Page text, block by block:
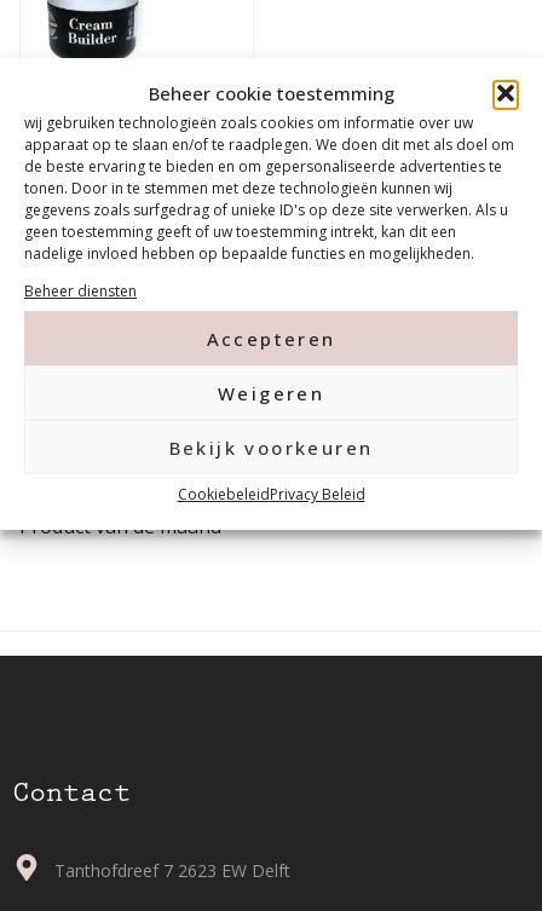
Beheer cookie toestemming
wij gebruiken technologieën zoals cookies om informatie over uw
apparaat op te slaan en/of te raadplegen. We doen dit met als doel om
de beste ervaring te bieden en om gepersonaliseerde advertenties te
tonen. Door in te stemmen met deze technologieën kunnen wij
gegevens zoals surfgedrag of unieke ID's op deze site verwerken. Als u
geen toestemming geeft of uw toestemming intrekt, kan dit een
nadelige invloed hebben op bepaalde functies en mogelijkheden.
Beheer diensten
Accepteren
Weigeren
Bekijk voorkeuren
CookiebeleidPrivacy Beleid
Urban Cream Builder
Gel CRB 04 30g
€39,99
Product van de maand
Contact
Tanthofdreef 7 2623 EW Delft